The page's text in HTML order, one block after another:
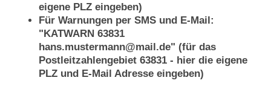
eigene PLZ eingeben)
Für Warnungen per SMS und E-Mail:
"KATWARN 63831
hans.mustermann@mail.de" (für das
Postleitzahlengebiet 63831 - hier die eigene
PLZ und E-Mail Adresse eingeben)